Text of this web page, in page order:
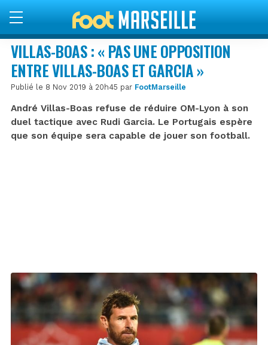
VILLAS-BOAS : « PAS UNE OPPOSITION
ENTRE VILLAS-BOAS ET GARCIA »
Publié le 8 Nov 2019 à 20h45 par FootMarseille
André Villas-Boas refuse de réduire OM-Lyon à son
duel tactique avec Rudi Garcia. Le Portugais espère
que son équipe sera capable de jouer son football.